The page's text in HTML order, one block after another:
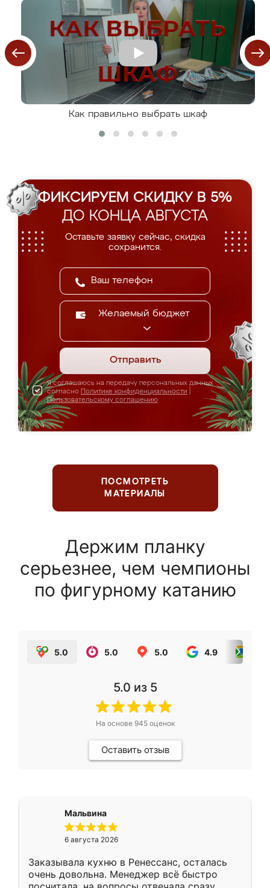
Как правильно выбрать шкаф
ФИКСИРУЕМ СКИДКУ В 5%
ДО КОНЦА АВГУСТА
Оставьте заявку сейчас, скидка
сохранится.
Желаемый бюджет
Отправить
Я соглашаюсь на передачу персональных данных
согласно Политике конфиденциальности
Пользовательскому соглашению
ПОСМОТРЕТЬ
МАТЕРИАЛЫ
Держим планку
серьезнее, чем чемпионы
по фигурному катанию
5.0 5.0 5.0 4.9
5.0 из 5
На основе 945оценок
Оставить отзыв
Мальвина
6 августа 2026
Заказывала кухню в Ренессанс, осталась
очень довольна. Менеджер всё быстро